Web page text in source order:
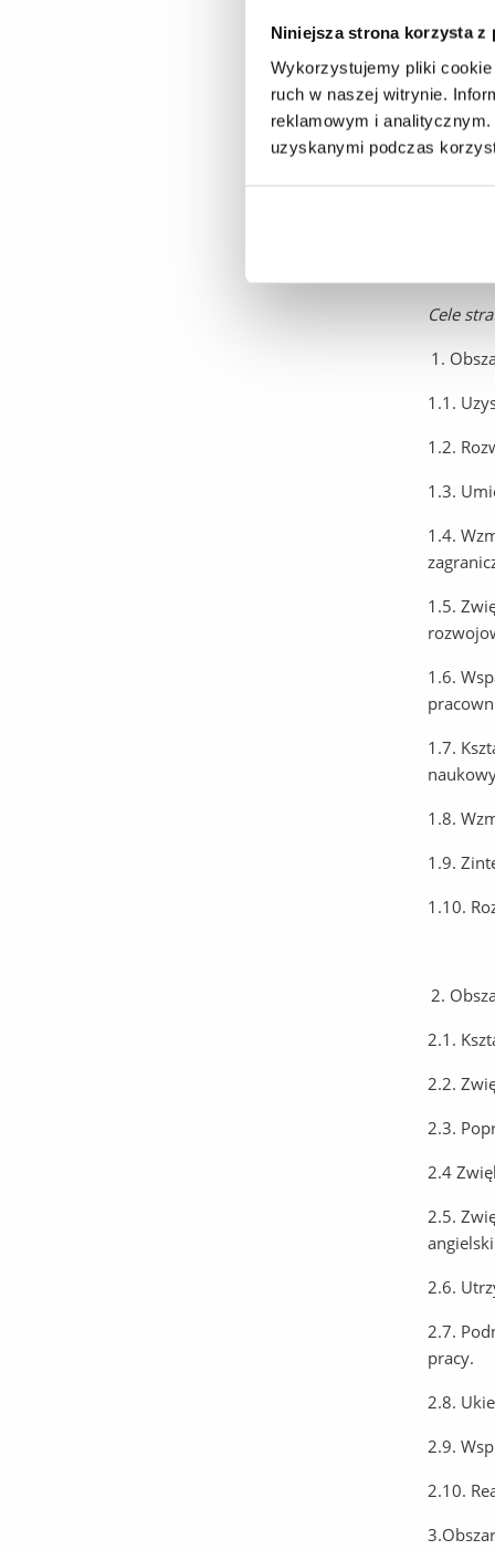
Niniejsza strona korzysta z
Wykorzystujemy pliki
ruch w naszej witrynie.
reklamowym i
uzyskanymi podczas
o nauki
i
Cele
1.1.
1.2.
1.3.
1.4.
1.5.
1.6.
1.7.
1.8.
1.9.
1.10.
2.1.
2.2.
2.3.
2.4
2.5.
2.6.
2.7.
pracy.
2.8.
2.9.
2.10.